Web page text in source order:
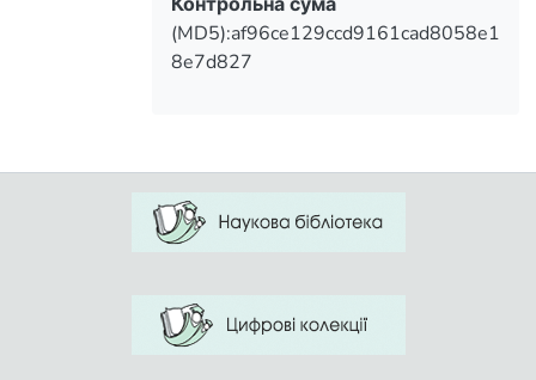
(MD5):af96ce129ccd9161cad8058e1
8e7d827